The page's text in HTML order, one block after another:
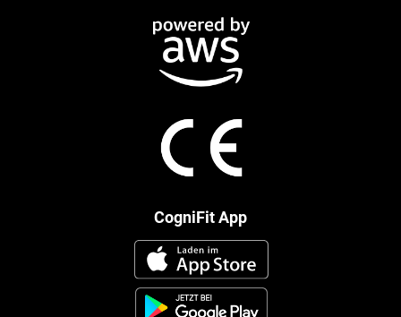
CogniFit App